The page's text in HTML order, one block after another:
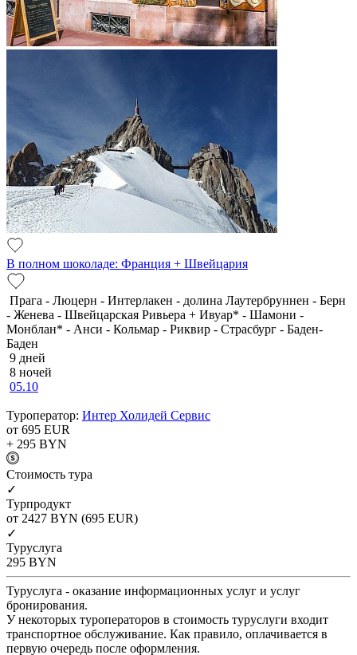
В полном шоколаде: Франция + Швейцария
Прага - Люцерн - Интерлакен - долина Лаутербруннен - Берн
- Женева - Швейцарская Ривьера + Ивуар* - Шамони -
Монблан* - Анси - Кольмар - Риквир - Страсбург - Баден-
Баден
9 дней
8 ночей
05.10
Туроператор: Интер Холидей Сервис
от 695 EUR
+ 295 BYN
Cтоимость тура
✓
Турпродукт
от 2427 BYN (695 EUR)
✓
Туруслуга
295 BYN
Туруслуга - оказание информационных услуг и услуг
бронирования.
У некоторых туроператоров в стоимость туруслуги входит
транспортное обслуживание. Как правило, оплачивается в
первую очередь после оформления.